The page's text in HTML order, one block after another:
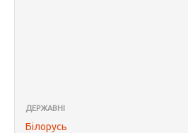
ДЕРЖАВНІ
Білорусь